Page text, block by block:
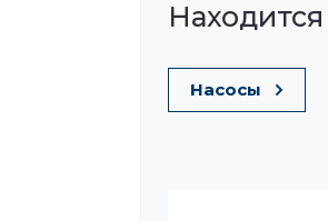
Насосы